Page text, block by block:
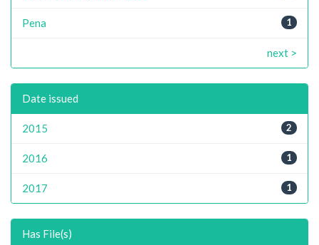
1
Pena
next >
Date issued
2
2015
1
2016
1
2017
Has File(s)